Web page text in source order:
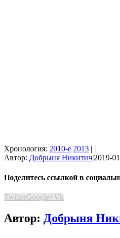
Хронология: 2010-е 2013 | |
Автор: Добрыня Никитич|2019-
Поделитесь ссылкой в
TwitterGoogle+Vk
Автор: Добрыня